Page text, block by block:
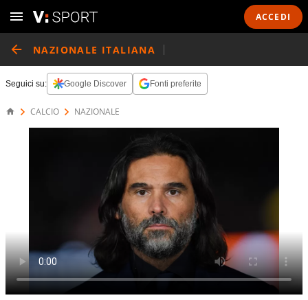
ACCEDI
NAZIONALE ITALIANA
Seguici su: Google Discover Fonti preferite
CALCIO NAZIONALE